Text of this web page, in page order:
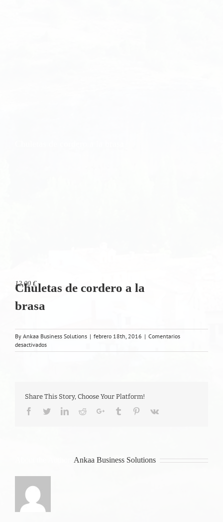
Chuletas de cordero a la
brasa
12,00 €
By Ankaa Business Solutions | febrero 18th, 2016 | Comentarios
desactivadosen
Chuletas
brasa
Share This Story, Choose Your Platform!
Facebook
TwitterLinkedIn
RedditGoogle+Tumblr Pinterest
Vk
Ankaa Business Solutions